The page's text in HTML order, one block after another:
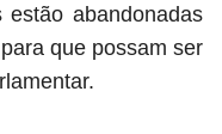
estão abandonadas
que possam ser